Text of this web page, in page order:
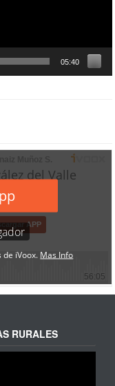
05:40
RURALES